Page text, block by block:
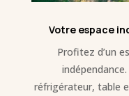
Votre espace
Profitez d’un
réfrigérateur, table